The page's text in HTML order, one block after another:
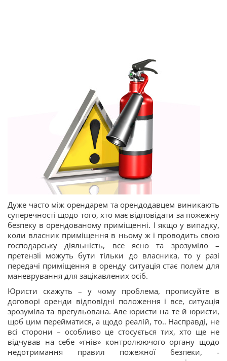
Дуже часто між орендарем та орендодавцем виникають
суперечності щодо того, хто має відповідати за пожежну
безпеку в орендованому приміщенні. І якщо у випадку,
коли власник приміщення в ньому ж і проводить свою
господарську діяльність, все ясно та зрозуміло –
претензії можуть бути тільки до власника, то у разі
передачі приміщення в оренду ситуація стає полем для
маневрування для зацікавлених осіб.
Юристи скажуть – у чому проблема, прописуйте в
договорі оренди відповідні положення і все, ситуація
зрозуміла та врегульована. Але юристи на те й юристи,
щоб цим перейматися, а щодо реалій, то.. Насправді, не
всі сторони – особливо це стосується тих, хто ще не
відчував на себе «гнів» контролюючого органу щодо
недотримання правил пожежної безпеки, -